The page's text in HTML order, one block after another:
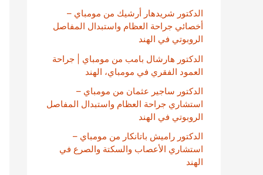
الدكتور شريدهار أرشيك من مومباي –
أخصائي جراحة العظام واستبدال المفاصل
الروبوتي في الهند
الدكتور هارشال بامب من مومباي | جراحة
العمود الفقري في مومباي، الهند
الدكتور ساجير عثمان من مومباي –
استشاري جراحة العظام واستبدال المفاصل
الروبوتي في الهند
الدكتور راميش باتانكار من مومباي –
استشاري الأعصاب والسكتة والصرع في
الهند